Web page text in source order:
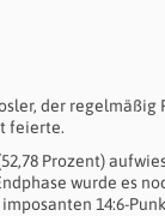
der
feierte.
Prozent)
wurde es
14:6-